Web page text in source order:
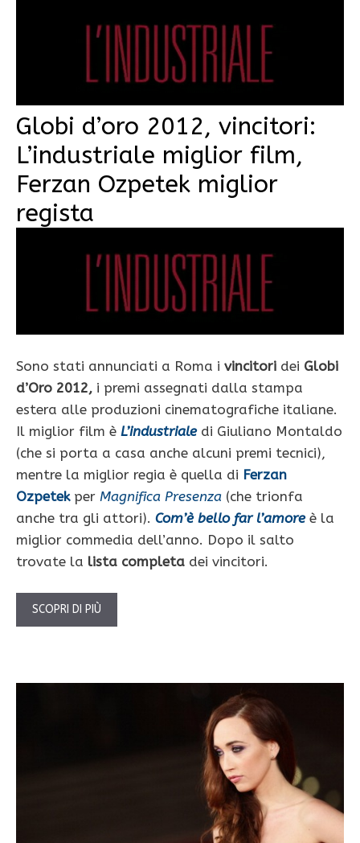
Globi d’oro 2012, vincitori:
L’industriale miglior film,
Ferzan Ozpetek miglior
regista
Sono stati annunciati a Roma i vincitori dei Globi
d’Oro 2012, i premi assegnati dalla stampa
estera alle produzioni cinematografiche italiane.
Il miglior film è L’industrialedi Giuliano Montaldo
(che si porta a casa anche alcuni premi tecnici),
mentre la miglior regia è quella di Ferzan
Ozpetekper Magnifica Presenza (che trionfa
anche tra gli attori). Com’è bello far l’amoreè la
miglior commedia dell’anno. Dopo il salto
trovate la lista completa dei vincitori.
SCOPRI DI PIÙ